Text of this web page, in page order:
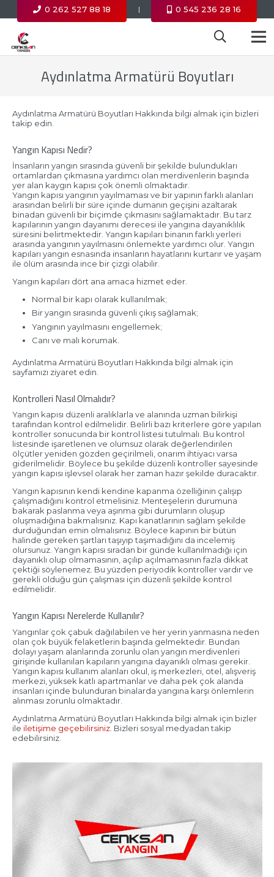
0 262 527 88 18 | 0 545 236 28 16
Aydınlatma Armatürü Boyutları
Aydınlatma Armatürü Boyutları Hakkında bilgi almak için bizleri
takip edin.
Yangın Kapısı Nedir?
İnsanların yangın sırasında güvenli bir şekilde bulundukları
ortamlardan çıkmasına yardımcı olan merdivenlerin başında
yer alan kaygın kapısı çok önemli olmaktadır.
Yangın kapısı yangının yayılmaması ve bir yapının farklı alanları
arasından belirli bir süre içinde dumanın geçişini azaltarak
binadan güvenli bir biçimde çıkmasını sağlamaktadır. Bu tarz
kapılarının yangın dayanımı derecesi ile yangına dayanıklılık
süresini belirtmektedir. Yangın kapıları binanın farklı yerleri
arasında yangının yayılmasını önlemekte yardımcı olur. Yangın
kapıları yangın esnasında insanların hayatlarını kurtarır ve yaşam
ile ölüm arasında ince bir çizgi olabilir.
Yangın kapıları dört ana amaca hizmet eder.
Normal bir kapı olarak kullanılmak;
Bir yangın sırasında güvenli çıkış sağlamak;
Yangının yayılmasını engellemek;
Canı ve malı korumak.
Aydınlatma Armatürü Boyutları Hakkında bilgi almak için
sayfamızı ziyaret edin.
Kontrolleri Nasıl Olmalıdır?
Yangın kapısı düzenli aralıklarla ve alanında uzman bilirkişi
tarafından kontrol edilmelidir. Belirli bazı kriterlere göre yapılan
kontroller sonucunda bir kontrol listesi tutulmalı. Bu kontrol
listesinde işaretlenen ve olumsuz olarak değerlendirilen
ölçütler yeniden gözden geçirilmeli, onarım ihtiyacı varsa
giderilmelidir. Böylece bu şekilde düzenli kontroller sayesinde
yangın kapısı işlevsel olarak her zaman hazır şekilde duracaktır.
Yangın kapısının kendi kendine kapanma özelliğinin çalışıp
çalışmadığını kontrol etmelisiniz. Menteşelerin durumuna
bakarak paslanma veya aşınma gibi durumların oluşup
oluşmadığına bakmalısınız. Kapı kanatlarının sağlam şekilde
durduğundan emin olmalısınız. Böylece kapının bir bütün
halinde gereken şartları taşıyıp taşımadığını da incelemiş
olursunuz. Yangın kapısı sıradan bir günde kullanılmadığı için
dayanıklı olup olmamasının, açılıp açılmamasının fazla dikkat
çektiği söylenemez. Bu yüzden periyodik kontroller vardır ve
gerekli olduğu gün çalışması için düzenli şekilde kontrol
edilmelidir.
Yangın Kapısı Nerelerde Kullanılır?
Yangınlar çok çabuk dağılabilen ve her yerin yanmasına neden
olan çok büyük felaketlerin başında gelmektedir. Bundan
dolayı yaşam alanlarında zorunlu olan yangın merdivenleri
girişinde kullanılan kapıların yangına dayanıklı olması gerekir.
Yangın kapısı kullanım alanları okul, iş merkezleri, otel, alışveriş
merkezi, yüksek katlı apartmanlar ve daha pek çok alanda
insanları içinde bulunduran binalarda yangına karşı önlemlerin
alınması zorunlu olmaktadır.
Aydınlatma Armatürü Boyutları Hakkında bilgi almak için bizler
ile iletişime geçebilirsiniz. Bizleri sosyal medyadan takip
edebilirsiniz.